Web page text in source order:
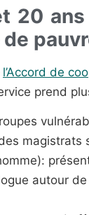
20
l’Accord de
prend
magistrats
autour